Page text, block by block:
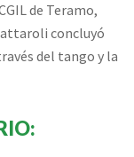
de Teramo,
concluyó
del tango y la